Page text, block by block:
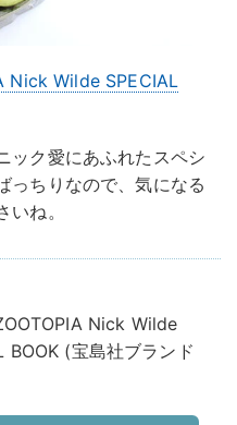
Nick Wilde SPECIAL
ック愛にあふれたスペシ
っちりなので、気になる
ね。
Nick Wilde
BOOK (宝島社ブランド